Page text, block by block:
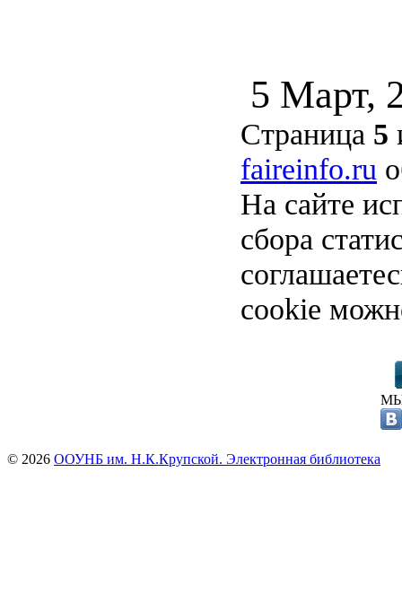
5 Март,
Страница 5
faireinfo.ru
На сайте
сбора
cookie
© 2026 ООУНБ им. Н.К.Крупской. Электронная библиотека